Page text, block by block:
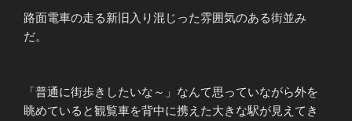
路面電車の走る新旧入り混じった雰囲気のある街並み
だ。
「普通に街歩きしたいな～」なんて思っていながら外を
眺めていると観覧車を背中に携えた大きな駅が見えてき